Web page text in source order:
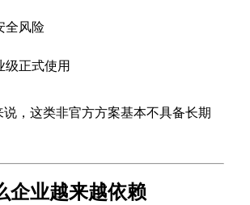
全风险
级正式使用
，这类非官方方案基本不具备长期
企业越来越依赖